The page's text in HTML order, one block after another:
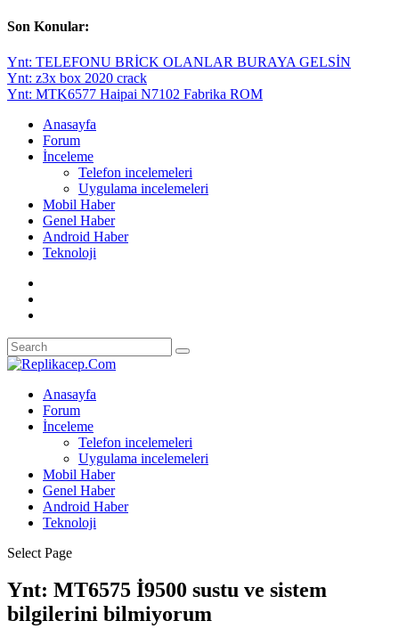
Son Konular:
Ynt: TELEFONU BRİCK OLANLAR BURAYA GELSİN
Ynt: z3x box 2020 crack
Ynt: MTK6577 Haipai N7102 Fabrika ROM
Anasayfa
Forum
İnceleme
Telefon incelemeleri
Uygulama incelemeleri
Mobil Haber
Genel Haber
Android Haber
Teknoloji
Anasayfa
Forum
İnceleme
Telefon incelemeleri
Uygulama incelemeleri
Mobil Haber
Genel Haber
Android Haber
Teknoloji
Select Page
Ynt: MT6575 İ9500 sustu ve sistem
bilgilerini bilmiyorum